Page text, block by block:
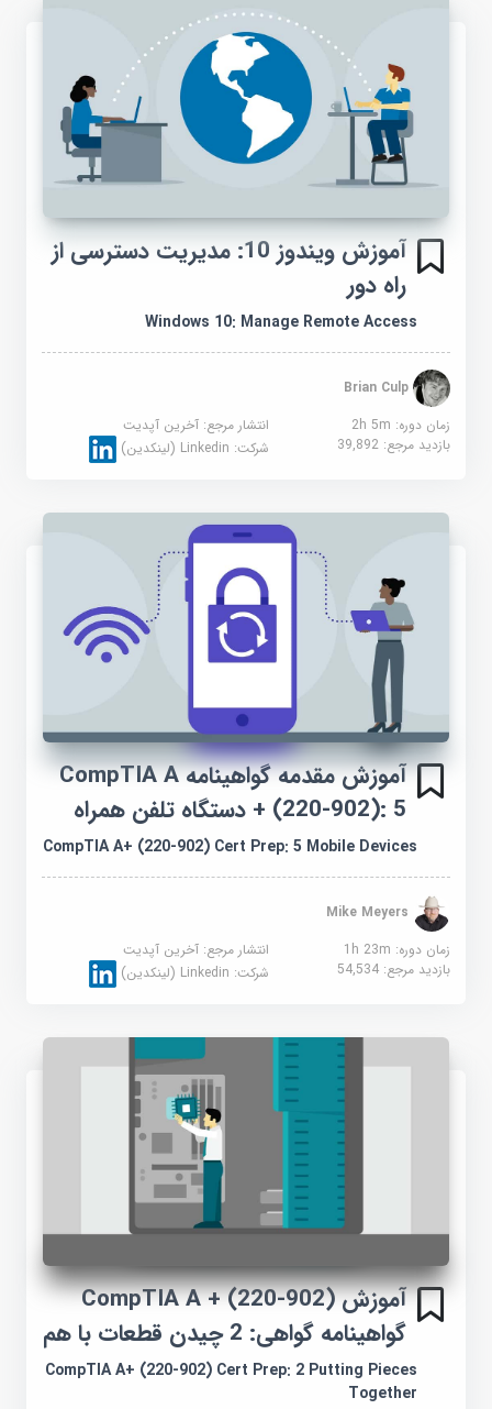
آموزش ویندوز 10: مدیریت دسترسی از
راه دور
Windows 10: Manage Remote Access
Brian Culp
زمان دوره: 2h 5m
انتشار مرجع:آخرین آپدیت
بازدید مرجع:39,892 شرکت:Linkedin (لینکدین)
آموزش مقدمه گواهینامه CompTIA A
+ (220-902): 5 دستگاه تلفن همراه
CompTIA A+ (220-902) Cert Prep: 5 Mobile Devices
Mike Meyers
زمان دوره: 1h 23m
انتشار مرجع:آخرین آپدیت
بازدید مرجع:54,534 شرکت:Linkedin (لینکدین)
آموزش CompTIA A + (220-902)
گواهینامه گواهی: 2 چیدن قطعات با هم
CompTIA A+ (220-902) Cert Prep: 2 Putting Pieces
Together